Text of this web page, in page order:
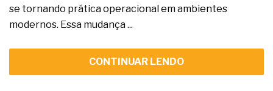
se tornando prática operacional em ambientes
modernos. Essa mudança ...
CONTINUAR LENDO